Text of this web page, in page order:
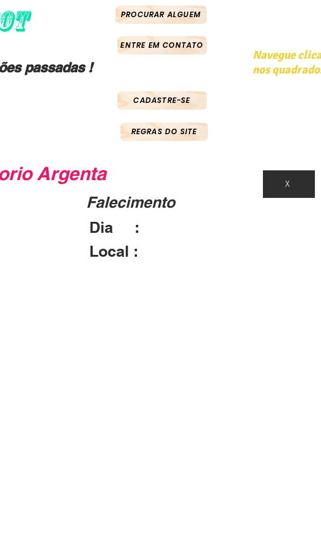
PROCURAR ALGUEM
ENTRE EM CONTATO
passadas !
Navegue
nos
CADASTRE-SE
REGRAS DO SITE
Argenta
Falecimento
Dia :
Local :
X